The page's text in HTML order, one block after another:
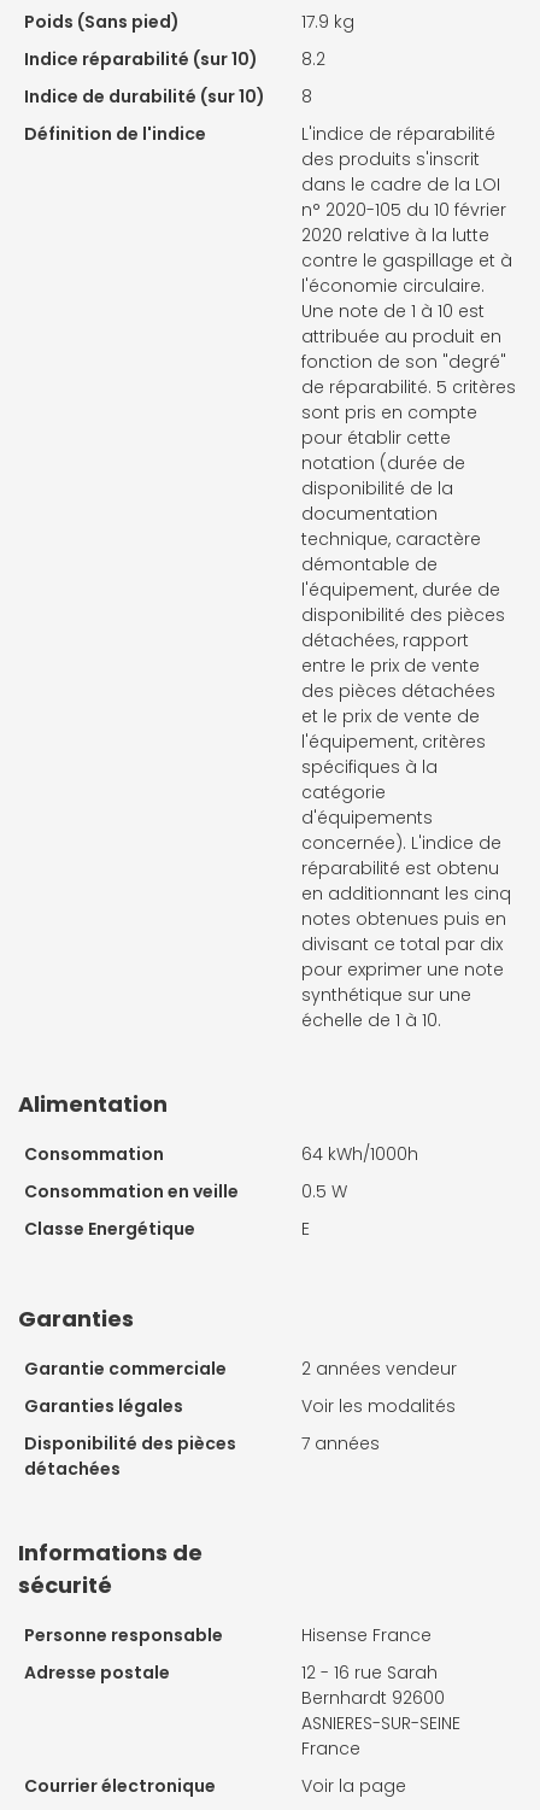
Poids (Sans pied)
17.9 kg
Indice réparabilité (sur 10)
8.2
Indice de durabilité (sur 10)
8
Définition de l'indice
L'indice de réparabilité
des produits s'inscrit
dans le cadre de la LOI
n° 2020-105 du 10 février
2020 relative à la lutte
contre le gaspillage et à
l'économie circulaire.
Une note de 1 à 10 est
attribuée au produit en
fonction de son "degré"
de réparabilité. 5 critères
sont pris en compte
pour établir cette
notation (durée de
disponibilité de la
documentation
technique, caractère
démontable de
l'équipement, durée de
disponibilité des pièces
détachées, rapport
entre le prix de vente
des pièces détachées
et le prix de vente de
l'équipement, critères
spécifiques à la
catégorie
d'équipements
concernée). L'indice de
réparabilité est obtenu
en additionnant les cinq
notes obtenues puis en
divisant ce total par dix
pour exprimer une note
synthétique sur une
échelle de 1 à 10.
Alimentation
Consommation
64 kWh/1000h
Consommation en veille
0.5 W
Classe Energétique
E
Garanties
Garantie commerciale
2 années vendeur
Garanties légales
Voir les modalités
Disponibilité des pièces
détachées
7 années
Informations de
sécurité
Personne responsable
Hisense France
Adresse postale
12 - 16 rue Sarah
Bernhardt 92600
ASNIERES-SUR-SEINE
France
Courrier électronique
Voir la page